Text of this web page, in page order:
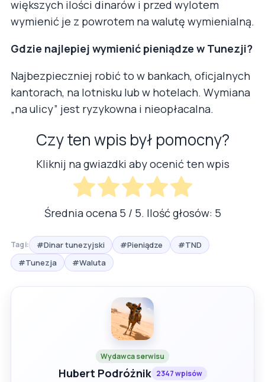
większych ilości dinarów i przed wylotem
wymienić je z powrotem na walutę wymienialną.
Gdzie najlepiej wymienić pieniądze w Tunezji?
Najbezpieczniej robić to w bankach, oficjalnych
kantorach, na lotnisku lub w hotelach. Wymiana
„na ulicy” jest ryzykowna i nieopłacalna.
Czy ten wpis był pomocny?
Kliknij na gwiazdki aby ocenić ten wpis
Średnia ocena 5 / 5. Ilość głosów: 5
Tagi: #Dinar tunezyjski #Pieniądze
#TND
#Tunezja
#Waluta
Wydawca serwisu
Hubert Podróżnik 2347 wpisów